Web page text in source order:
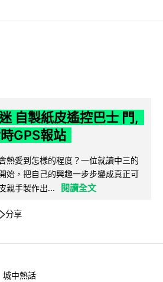
自製紙皮遙控巴士 門,
GPS報站
熱愛到怎樣的程度？一位就讀中三的
始，把自己的興趣一步步變成真正可
親手製作出...
閱讀全文
分享
城中熱話